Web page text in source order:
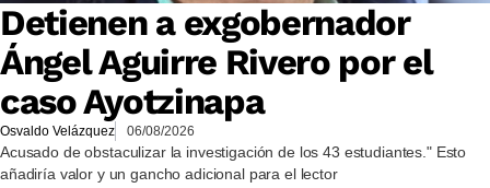
Detienen a exgobernador
Ángel Aguirre Rivero por el
caso Ayotzinapa
Osvaldo Velázquez 06/08/2026
Acusado de obstaculizar la investigación de los 43 estudiantes." Esto
añadiría valor y un gancho adicional para el lector